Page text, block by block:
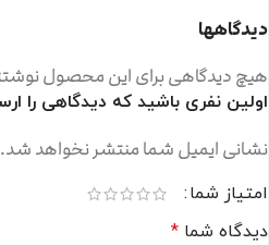
دیدگاهها
هیچ دیدگاهی برای این محصول
اولین نفری باشید که دیدگاهی را
نشانی ایمیل شما منتشر نخواهد شد.
امتیاز شما
دیدگاه شما*